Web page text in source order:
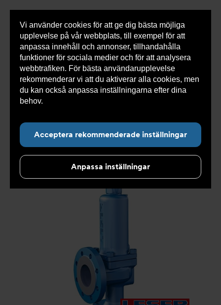
Vi använder cookies för att ge dig bästa möjliga
upplevelse på vår webbplats, till exempel för att
anpassa innehåll och annonser, tillhandahålla
funktioner för sociala medier och för att analysera
webbtrafiken. För bästa användarupplevelse
rekommenderar vi att du aktiverar alla cookies, men
du kan också anpassa inställningarna efter dina
behov.
Acceptera rekommenderade inställningar
Anpassa inställningar
0 varorSnabborder
Du
här:
Armatec > Produkter > Tryckavsäkring
>
Industriella säkerhetsventiler
> High performance
>
Säkerhetsventil AT 4539-
>
Säkerhetsventil AT 4539-3-
100